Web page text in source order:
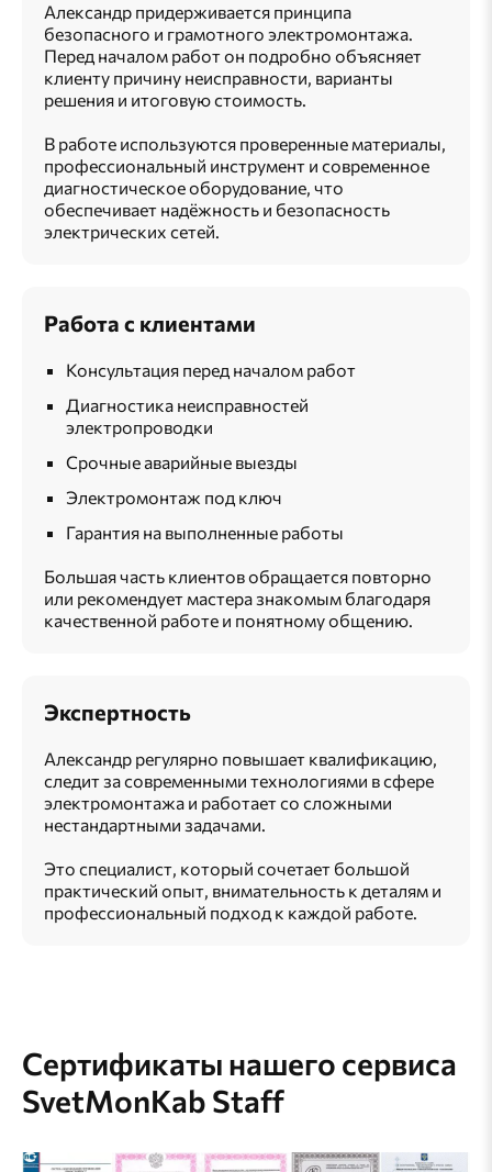
Александр придерживается принципа
безопасного и грамотного электромонтажа.
Перед началом работ он подробно объясняет
клиенту причину неисправности, варианты
решения и итоговую стоимость.
В работе используются проверенные материалы,
профессиональный инструмент и современное
диагностическое оборудование, что
обеспечивает надёжность и безопасность
электрических сетей.
Работа с клиентами
Консультация перед началом работ
Диагностика неисправностей
электропроводки
Срочные аварийные выезды
Электромонтаж под ключ
Гарантия на выполненные работы
Большая часть клиентов обращается повторно
или рекомендует мастера знакомым благодаря
качественной работе и понятному общению.
Экспертность
Александр регулярно повышает квалификацию,
следит за современными технологиями в сфере
электромонтажа и работает со сложными
нестандартными задачами.
Это специалист, который сочетает большой
практический опыт, внимательность к деталям и
профессиональный подход к каждой работе.
Сертификаты нашего сервиса
SvetMonKab Staff